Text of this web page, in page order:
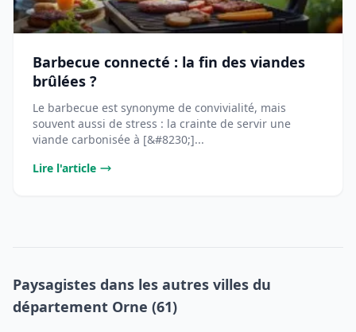
Barbecue connecté : la fin des viandes
brûlées ?
Le barbecue est synonyme de convivialité, mais
souvent aussi de stress : la crainte de servir une
viande carbonisée à [&#8230;]...
Lire l'article
Paysagistes dans les autres villes du
département Orne (61)